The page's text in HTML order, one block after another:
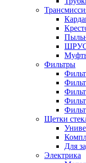
Фильтры
Щетки
Для
Электрика